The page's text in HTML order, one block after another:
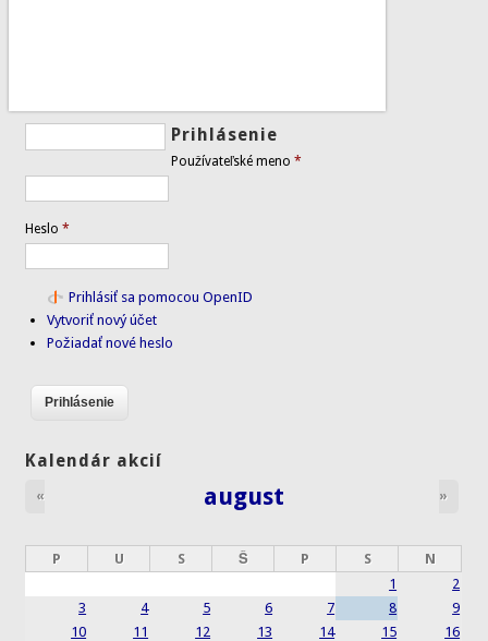
Prihlásenie
Používateľské meno*
Heslo*
Prihlásiť sa pomocou OpenID
Vytvoriť nový účet
Požiadať nové heslo
Kalendár akcií
august
« »
P U S Š P S
N
1
2
3
4 5 6 7 8
9
10
11 12 13 14 15
16